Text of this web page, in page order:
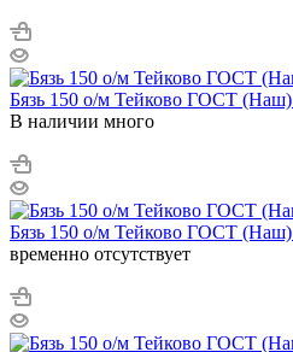
Бязь 150 о/м Тейково ГОСТ
В наличии много
Бязь 150 о/м Тейково ГОСТ
временно отсутствует